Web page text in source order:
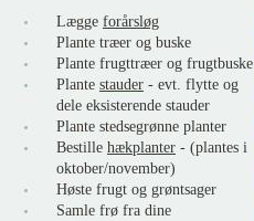
Lægge forårsløg
Plante træer og buske
Plante frugttræer og frugtbuske
Plante stauder - evt. flytte og
dele eksisterende stauder
Plante stedsegrønne planter
Bestille hækplanter - (plantes i
oktober/november)
Høste frugt og grøntsager
Samle frø fra dine